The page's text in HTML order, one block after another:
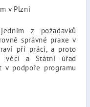
v Plzni
z požadavků
správné praxe v
při práci, a proto
věcí a Státní úřad
v podpoře programu